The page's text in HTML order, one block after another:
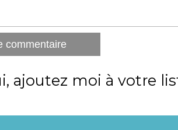
ajoutez moi à votre